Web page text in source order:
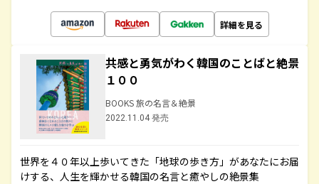
詳細を見る
共感と勇気がわく韓国のことばと絶景
１００
BOOKS 旅の名言＆絶景
2022.11.04 発売
世界を４０年以上歩いてきた「地球の歩き方」があなたにお届
けする、人生を輝かせる韓国の名言と癒やしの絶景集